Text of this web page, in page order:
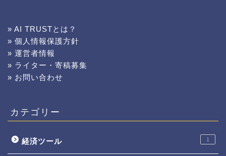
» AI TRUSTとは？
» 個人情報保護方針
» 運営者情報
» ライター・寄稿募集
» お問い合わせ
カテゴリー
経済ツール 1